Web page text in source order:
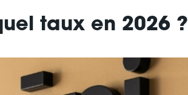
taux en 2026 ?